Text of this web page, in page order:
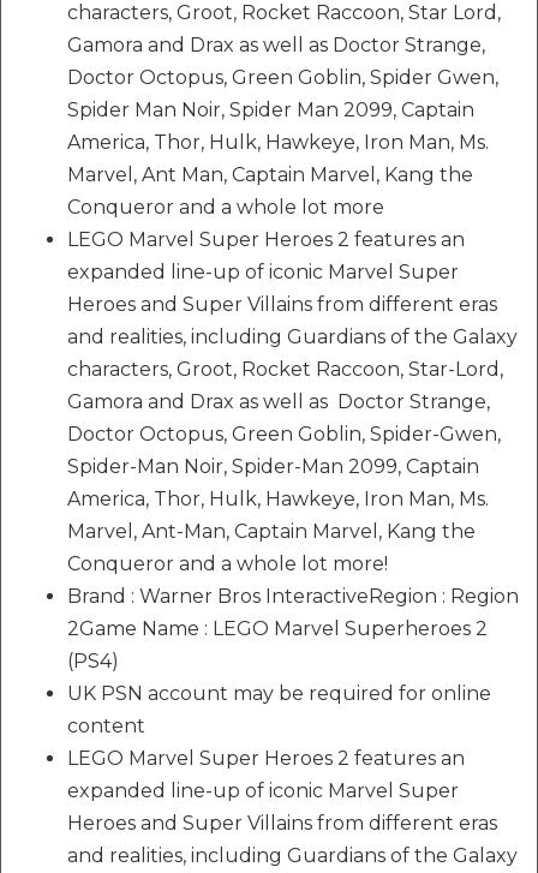
characters, Groot, Rocket Raccoon, Star Lord,
Gamora and Drax as well as Doctor Strange,
Doctor Octopus, Green Goblin, Spider Gwen,
Spider Man Noir, Spider Man 2099, Captain
America, Thor, Hulk, Hawkeye, Iron Man, Ms.
Marvel, Ant Man, Captain Marvel, Kang the
Conqueror and a whole lot more
LEGO Marvel Super Heroes 2 features an
expanded line-up of iconic Marvel Super
Heroes and Super Villains from different eras
and realities, including Guardians of the Galaxy
characters, Groot, Rocket Raccoon, Star-Lord,
Gamora and Drax as well as Doctor Strange,
Doctor Octopus, Green Goblin, Spider-Gwen,
Spider-Man Noir, Spider-Man 2099, Captain
America, Thor, Hulk, Hawkeye, Iron Man, Ms.
Marvel, Ant-Man, Captain Marvel, Kang the
Conqueror and a whole lot more!
Brand : Warner Bros InteractiveRegion : Region
2Game Name : LEGO Marvel Superheroes 2
(PS4)
UK PSN account may be required for online
content
LEGO Marvel Super Heroes 2 features an
expanded line-up of iconic Marvel Super
Heroes and Super Villains from different eras
and realities, including Guardians of the Galaxy